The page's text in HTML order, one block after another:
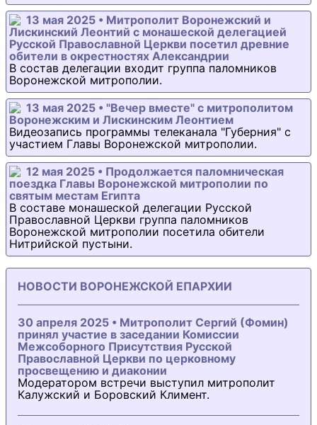
13 мая 2025 • Митрополит Воронежский и
Лискинский Леонтий с монашеской делегацией
Русской Православной Церкви посетил древние
обители в окрестностях Александрии
В состав делегации входит группа паломников
Воронежской митрополии.
13 мая 2025 • "Вечер вместе" с митрополитом
Воронежским и Лискинским Леонтием
Видеозапись программы телеканала "Губерния" с
участием Главы Воронежской митрополии.
12 мая 2025 • Продолжается паломническая
поездка Главы Воронежской митрополии по
святым местам Египта
В составе монашеской делегации Русской
Православной Церкви группа паломников
Воронежской митрополии посетила обители
Нитрийской пустыни.
НОВОСТИ ВОРОНЕЖСКОЙ ЕПАРХИИ
30 апреля 2025 • Митрополит Сергий (Фомин)
принял участие в заседании Комиссии
Межсоборного Присутствия Русской
Православной Церкви по церковному
просвещению и диаконии
Модератором встречи выступил митрополит
Калужский и Боровский Климент.